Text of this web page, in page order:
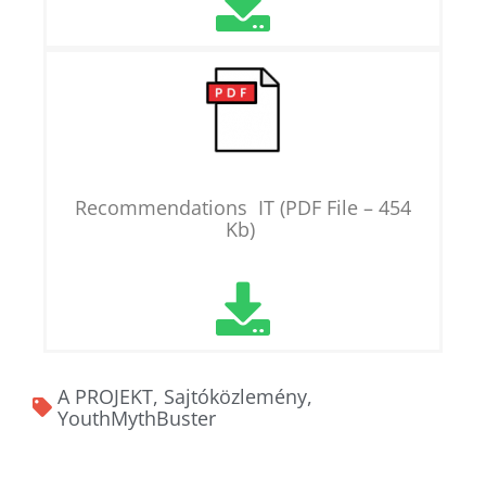
Recommendations IT (PDF File – 454
Kb)
A PROJEKT, Sajtóközlemény,
YouthMythBuster